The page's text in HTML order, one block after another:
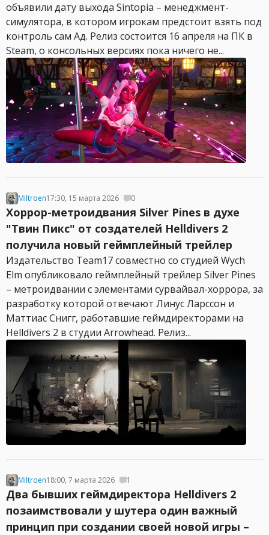
объявили дату выхода Sintopia – менеджмент-
симулятора, в котором игрокам предстоит взять под
контроль сам Ад. Релиз состоится 16 апреля на ПК в
Steam, о консольных версиях пока ничего не...
Miltroen17:30, 15 марта 2026 0
Хоррор-метроидвания Silver Pines в духе
"Твин Пикс" от создателей Helldivers 2
получила новый геймплейный трейлер
Издательство Team17 совместно со студией Wych
Elm опубликовало геймплейный трейлер Silver Pines
– метроидвании с элементами сурвайвал-хоррора, за
разработку которой отвечают Линус Ларссон и
Маттиас Снигг, работавшие геймдиректорами на
Helldivers 2 в студии Arrowhead. Релиз...
Miltroen18:00, 7 марта 2026 1
Два бывших геймдиректора Helldivers 2
позаимствовали у шутера один важный
принцип при создании своей новой игры –